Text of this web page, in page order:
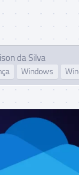
da Silva
Windows